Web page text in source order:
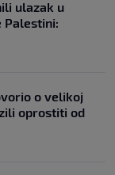
ulazak u
Palestini:
o velikoj
oprostiti od